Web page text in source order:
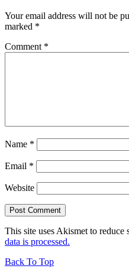
Your email address will not be
marked *
Comment *
Name *
Email *
Website
This site uses Akismet to reduce
data is processed.
Back To Top